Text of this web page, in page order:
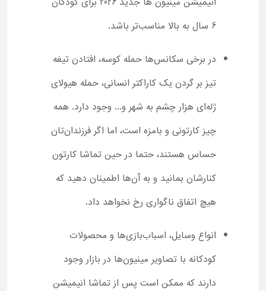
6 سال به بالا مناسب‌تر باشد.
در برخی سکانس‌ها حمله کوسه، افتادن تیغه
تیز بر گردن یک کاراکتر انسانی، حمله هیولای
ژله‌ای هزار چشم به شهر و... وجود دارد. همه
چیز کارتونی و بامزه است، اما اگر فرزندان‌تان
حساس هستند، حتما در حین تماشا کارتون
کنارشان بمانید و به آن‌ها اطمینان دهید که
هیچ اتفاق ناگواری رخ نخواهد داد.
انواع وسایل، اسباب‌بازی‌ها و محصولات
کودکانه با تصاویر مینیون‌ها در بازار وجود
دارند که ممکن است پس از تماشا انیمیشن